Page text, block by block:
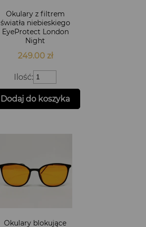
Okulary z filtrem
światła niebieskiego
EyeProtect London
Night
249.00 zł
Ilość:ilość
Okulary
filtrem
światła
Dodaj do koszyka
Okulary blokujące